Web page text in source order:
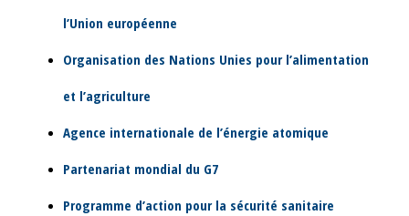
l’Union européenne
Organisation des Nations Unies pour l’alimentation
et l’agriculture
Agence internationale de l’énergie atomique
Partenariat mondial du G7
Programme d’action pour la sécurité sanitaire